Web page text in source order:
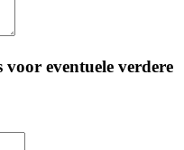
voor eventuele verdere